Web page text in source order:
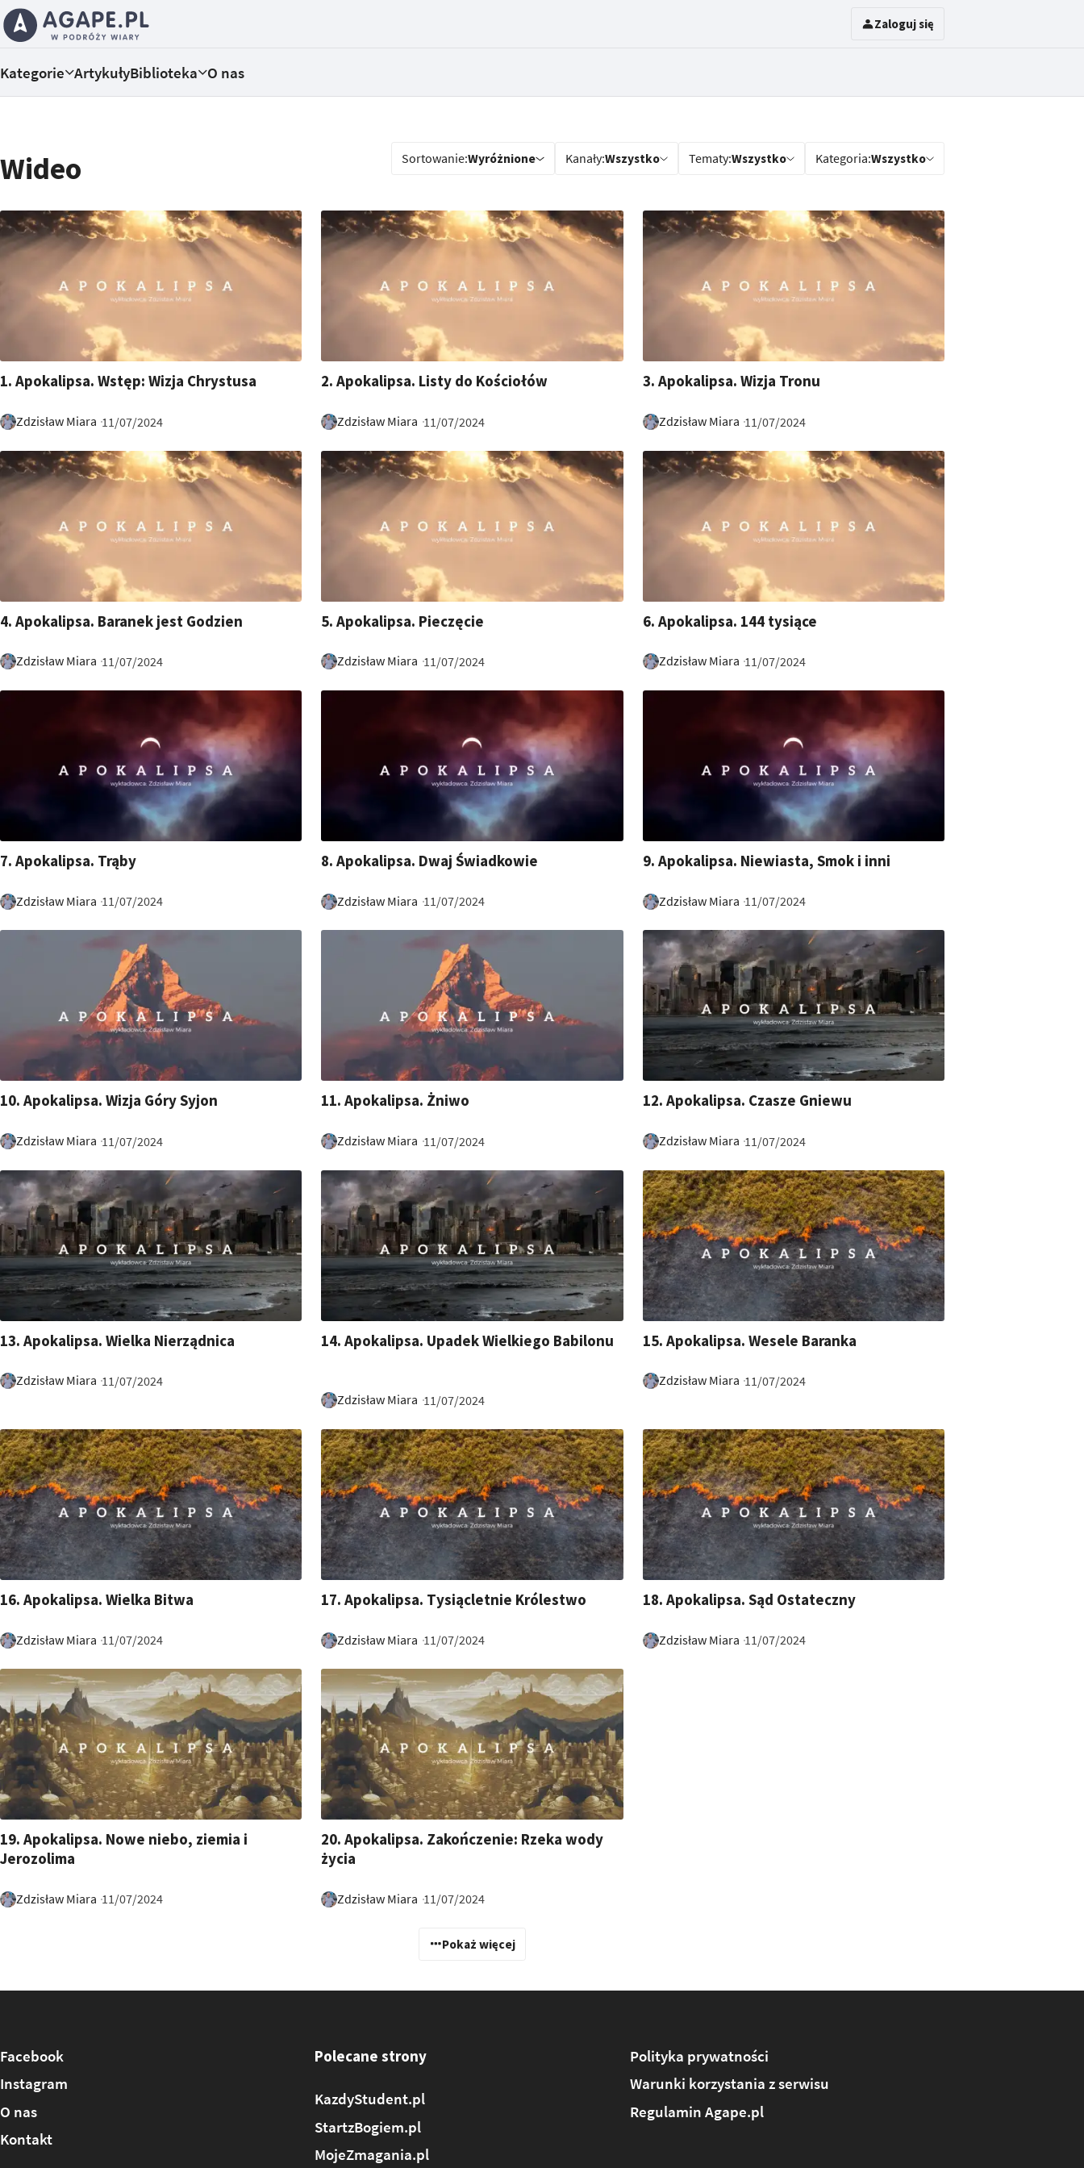
Zaloguj się
Kategorie ArtykułyBiblioteka O nas
Wideo Sortowanie:Wyróżnione Kanały:Wszystko Tematy:Wszystko Kategoria:Wszystko
1. Apokalipsa. Wstęp: Wizja Chrystusa
Zdzisław Miara 11/07/2024
2. Apokalipsa. Listy do Kościołów
Zdzisław Miara 11/07/2024
3. Apokalipsa. Wizja Tronu
Zdzisław Miara 11/07/2024
4. Apokalipsa. Baranek jest Godzien
Zdzisław Miara 11/07/2024
5. Apokalipsa. Pieczęcie
Zdzisław Miara 11/07/2024
6. Apokalipsa. 144 tysiące
Zdzisław Miara 11/07/2024
7. Apokalipsa. Trąby
Zdzisław Miara 11/07/2024
8. Apokalipsa. Dwaj Świadkowie
Zdzisław Miara 11/07/2024
9. Apokalipsa. Niewiasta, Smok i inni
Zdzisław Miara 11/07/2024
10. Apokalipsa. Wizja Góry Syjon
Zdzisław Miara 11/07/2024
11. Apokalipsa. Żniwo
Zdzisław Miara 11/07/2024
12. Apokalipsa. Czasze Gniewu
Zdzisław Miara 11/07/2024
13. Apokalipsa. Wielka Nierządnica
Zdzisław Miara 11/07/2024
14. Apokalipsa. Upadek Wielkiego Babilonu
Zdzisław Miara 11/07/2024
15. Apokalipsa. Wesele Baranka
Zdzisław Miara 11/07/2024
16. Apokalipsa. Wielka Bitwa
Zdzisław Miara 11/07/2024
17. Apokalipsa. Tysiącletnie Królestwo
Zdzisław Miara 11/07/2024
18. Apokalipsa. Sąd Ostateczny
Zdzisław Miara 11/07/2024
19. Apokalipsa. Nowe niebo, ziemia i
Jerozolima
Zdzisław Miara 11/07/2024
20. Apokalipsa. Zakończenie: Rzeka wody
życia
Zdzisław Miara 11/07/2024
Pokaż więcej
Facebook
Instagram
O nas
Kontakt
Polecane strony
KazdyStudent.pl
StartzBogiem.pl
MojeZmagania.pl
Polityka prywatności
Warunki korzystania z serwisu
Regulamin Agape.pl